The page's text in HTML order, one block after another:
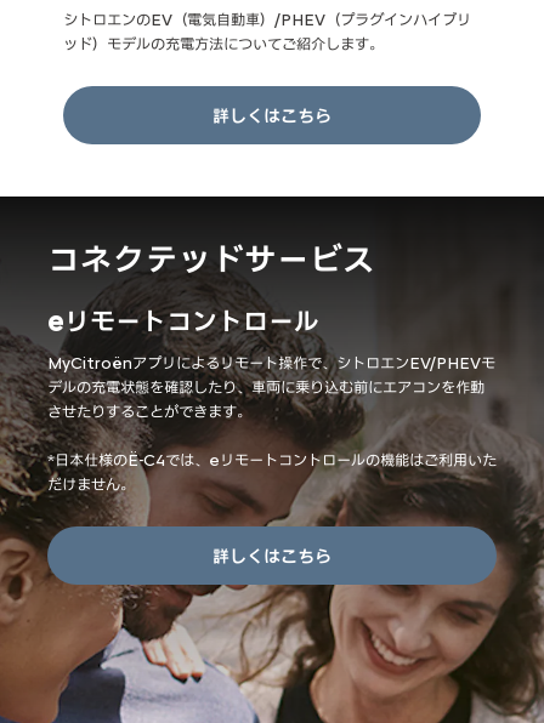
シトロエンのEV（電気自動車）/PHEV（プラグインハイブリ
ッド）モデルの充電方法についてご紹介します。
詳しくはこちら
コネクテッドサービス
eリモートコントロール
MyCitroënアプリによるリモート操作で、シトロエンEV/PHEVモ
デルの充電状態を確認したり、車両に乗り込む前にエアコンを作動
させたりすることができます。
*日本仕様のË-C4では、eリモートコントロールの機能はご利用いた
だけません。
詳しくはこちら